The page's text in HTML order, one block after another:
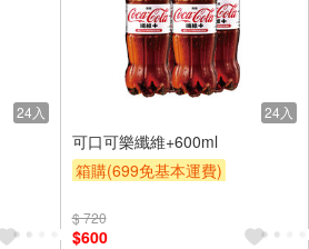
24入 24入
可口可樂纖維+600ml
箱購(699免基本運費)
滿額9折
$ 720
$600